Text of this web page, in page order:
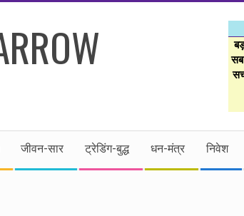
जीवन-सार ट्रेडिंग-बुद्ध धन-मंत्र निवेश